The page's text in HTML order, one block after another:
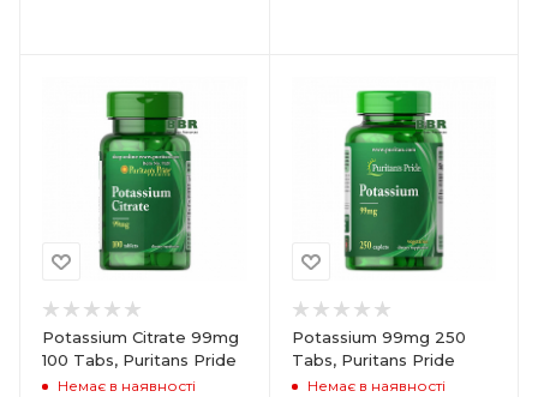
Potassium Citrate 99mg
100 Tabs, Puritans Pride
Немає в наявності
Potassium 99mg 250
Tabs, Puritans Pride
Немає в наявності